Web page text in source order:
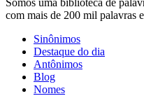
Somos uma biblioteca de
com mais de 200 mil palavras
Sinônimos
Destaque do dia
Antônimos
Blog
Nomes